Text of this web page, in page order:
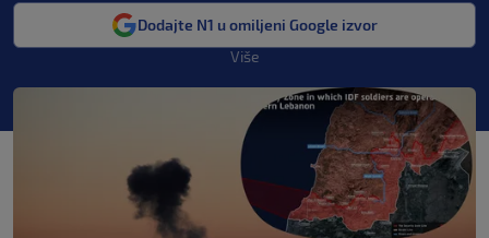
Dodajte N1 u omiljeni Google izvor
Više